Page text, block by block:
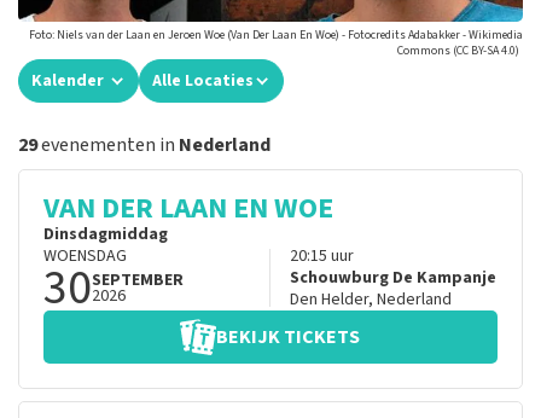
Foto: Niels van der Laan en Jeroen Woe (Van Der Laan En Woe) - Fotocredits Adabakker - Wikimedia
Commons (CC BY-SA 4.0)
Kalender Alle Locaties
29evenementen in Nederland
VAN DER LAAN EN WOE
Dinsdagmiddag
WOENSDAG
30SEPTEMBER
2026
20:15 uur
Schouwburg De Kampanje
Den Helder, Nederland
BEKIJK TICKETS